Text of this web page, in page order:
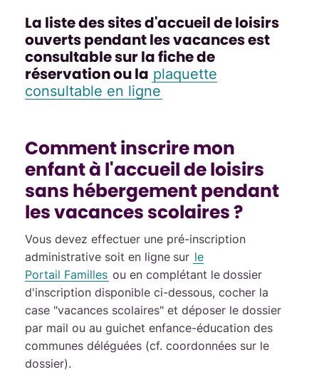
La liste des sites d'accueil de loisirs
ouverts pendant les vacances est
consultable sur la fiche de
réservation ou la plaquette
consultable en ligne
Comment inscrire mon
enfant à l'accueil de loisirs
sans hébergement pendant
les vacances scolaires ?
Vous devez effectuer une pré-inscription
administrative soit en ligne sur le
Portail Familles ou en complétant le dossier
d'inscription disponible ci-dessous, cocher la
case "vacances scolaires" et déposer le dossier
par mail ou au guichet enfance-éducation des
communes déléguées (cf. coordonnées sur le
dossier).